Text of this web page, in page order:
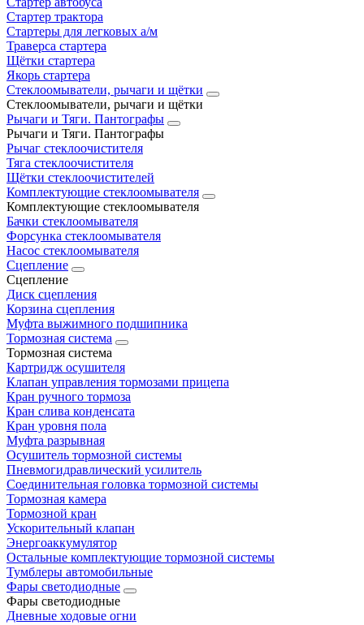
Стартер трактора
Стартеры для легковых а/м
Траверса стартера
Щётки стартера
Якорь стартера
Стеклоомыватели, рычаги и щётки
Стеклоомыватели, рычаги и щётки
Рычаги и Тяги. Пантографы
Рычаги и Тяги. Пантографы
Рычаг стеклоочистителя
Тяга стеклоочистителя
Щётки стеклоочистителей
Комплектующие стеклоомывателя
Комплектующие стеклоомывателя
Бачки стеклоомывателя
Форсунка стеклоомывателя
Насос стеклоомывателя
Сцепление
Сцепление
Диск сцепления
Корзина сцепления
Муфта выжимного подшипника
Тормозная система
Тормозная система
Картридж осушителя
Клапан управления тормозами прицепа
Кран ручного тормоза
Кран слива конденсата
Кран уровня пола
Муфта разрывная
Осушитель тормозной системы
Пневмогидравлический усилитель
Соединительная головка тормозной системы
Тормозная камера
Тормозной кран
Ускорительный клапан
Энергоаккумулятор
Остальные комплектующие тормозной системы
Тумблеры автомобильные
Фары светодиодные
Фары светодиодные
Дневные ходовые огни